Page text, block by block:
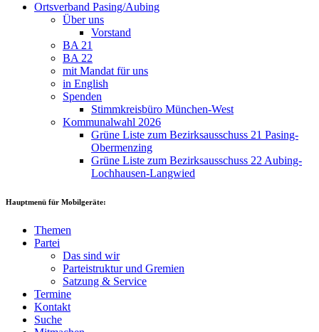
Ortsverband Pasing/Aubing
Über uns
Vorstand
BA 21
BA 22
mit Mandat für uns
in English
Spenden
Stimmkreisbüro München-West
Kommunalwahl 2026
Grüne Liste zum Bezirksausschuss 21 Pasing-
Obermenzing
Grüne Liste zum Bezirksausschuss 22 Aubing-
Lochhausen-Langwied
Hauptmenü für Mobilgeräte:
Themen
Partei
Das sind wir
Parteistruktur und Gremien
Satzung & Service
Termine
Kontakt
Suche